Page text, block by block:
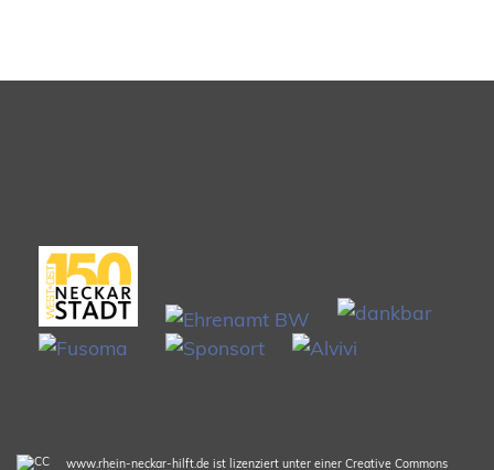
www.rhein-neckar-hilft.de ist lizenziert unter einer Creative Commons